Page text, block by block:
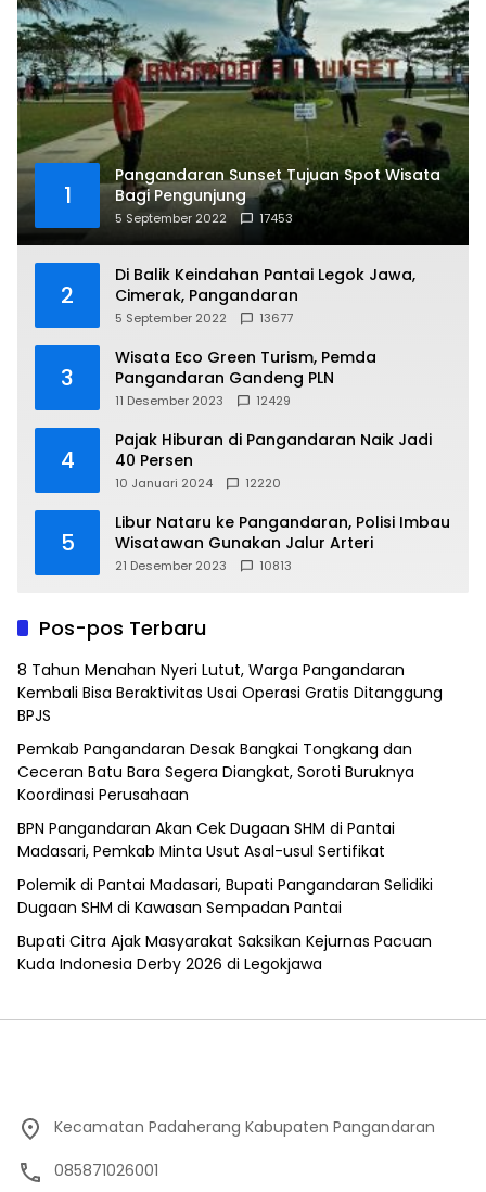
1
Pangandaran Sunset Tujuan Spot Wisata
Bagi Pengunjung
5 September 2022 17453
2
Di Balik Keindahan Pantai Legok Jawa,
Cimerak, Pangandaran
5 September 2022 13677
3
Wisata Eco Green Turism, Pemda
Pangandaran Gandeng PLN
11 Desember 2023 12429
4
Pajak Hiburan di Pangandaran Naik Jadi
40 Persen
10 Januari 2024 12220
5
Libur Nataru ke Pangandaran, Polisi Imbau
Wisatawan Gunakan Jalur Arteri
21 Desember 2023 10813
Pos-pos Terbaru
8 Tahun Menahan Nyeri Lutut, Warga Pangandaran
Kembali Bisa Beraktivitas Usai Operasi Gratis Ditanggung
BPJS
Pemkab Pangandaran Desak Bangkai Tongkang dan
Ceceran Batu Bara Segera Diangkat, Soroti Buruknya
Koordinasi Perusahaan
BPN Pangandaran Akan Cek Dugaan SHM di Pantai
Madasari, Pemkab Minta Usut Asal-usul Sertifikat
Polemik di Pantai Madasari, Bupati Pangandaran Selidiki
Dugaan SHM di Kawasan Sempadan Pantai
Bupati Citra Ajak Masyarakat Saksikan Kejurnas Pacuan
Kuda Indonesia Derby 2026 di Legokjawa
Kecamatan Padaherang Kabupaten Pangandaran
085871026001